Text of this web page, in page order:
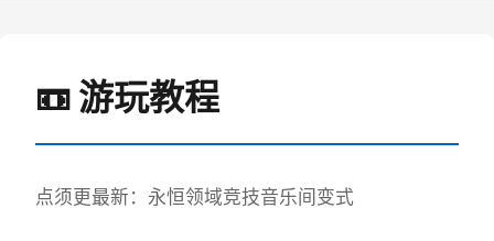
📼 游玩教程
点须更最新：永恒领域竞技音乐间变式